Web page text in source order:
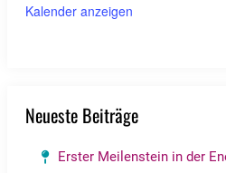
Kalender anzeigen
Neueste Beiträge
Erster Meilenstein in der